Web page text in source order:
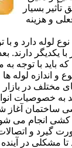
بسیار
و هزینه
لوله دارد و با
یکدیگر دارند.
باید با توجه
و اندازه لوله
مختلف در
خصوصیات
ساختمان آغاز
انجام می
گیرد و
در آینده